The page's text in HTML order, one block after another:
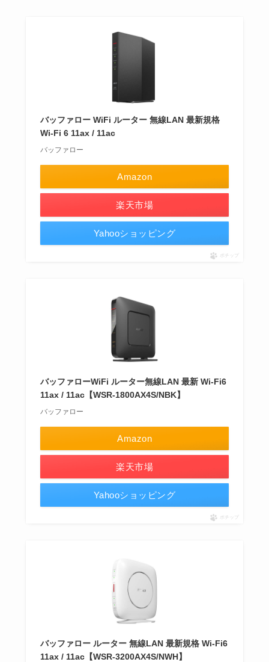
バッファロー WiFi ルーター 無線LAN 最新規格
Wi-Fi 6 11ax / 11ac
バッファロー
Amazon
楽天市場
Yahooショッピング
ポチップ
バッファローWiFi ルーター無線LAN 最新 Wi-Fi6
11ax / 11ac【WSR-1800AX4S/NBK】
バッファロー
Amazon
楽天市場
Yahooショッピング
ポチップ
バッファロー ルーター 無線LAN 最新規格 Wi-Fi6
11ax / 11ac【WSR-3200AX4S/NWH】